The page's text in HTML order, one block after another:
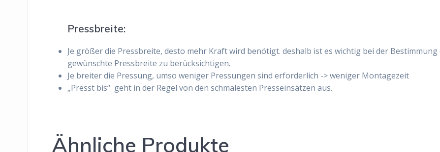
Pressbreite:
Je größer die Pressbreite, desto mehr Kraft wird benötigt. deshalb ist es wichtig bei der
gewünschte Pressbreite zu berücksichtigen.
Je breiter die Pressung, umso weniger Pressungen sind erforderlich -> weniger Montagezeit
„Presst bis“ geht in der Regel von den schmalesten Presseinsätzen aus.
Ähnliche Produkte